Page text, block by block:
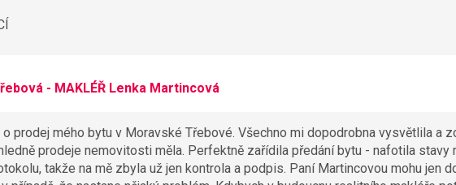
- MAKLÉŘ Lenka Martincová
prodej mého bytu v Moravské Třebové. Všechno mi dopodrobna vysvětlila a
prodeje nemovitosti měla. Perfektně zařídila předání bytu - nafotila stavy
takže na mě zbyla už jen kontrola a podpis. Paní Martincovou mohu jen